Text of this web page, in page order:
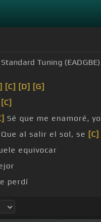
Standard Tuning (EADGBE)
[C] [D] [G]
[C]
Sé que me enamoré, yo
Que al salir el sol, se [C]
equivocar
perdí